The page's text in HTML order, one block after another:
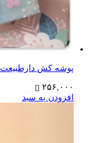
پوشه کش دارطبیعت
۲۵۶,۰۰۰
افزودن به سبد